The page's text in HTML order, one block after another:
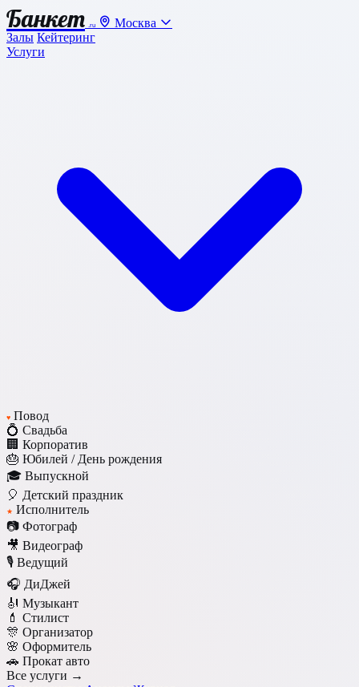
Банкет .ru
Москва
Залы Кейтеринг
Услуги
♥ Повод
💍 Свадьба
🏢 Корпоратив
🎂 Юбилей / День рождения
🎓 Выпускной
🎈 Детский праздник
★ Исполнитель
📷 Фотограф
🎥 Видеограф
🎙️ Ведущий
🎧 ДиДжей
🎻 Музыкант
💄 Стилист
🎊 Организатор
🌸 Оформитель
🚗 Прокат авто
Все услуги →